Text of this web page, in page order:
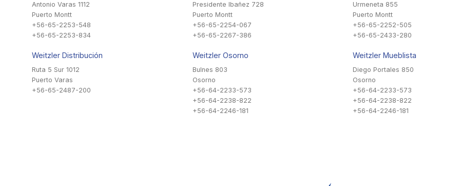
Antonio Varas 1112
Puerto Montt
+56-65-2253-548
+56-65-2253-834
Weitzler Distribución
Ruta 5 Sur 1012
Puerto Varas
+56-65-2487-200
Presidente Ibañez 728
Puerto Montt
+56-65-2254-067
+56-65-2267-386
Weitzler Osorno
Bulnes 803
Osorno
+56-64-2233-573
+56-64-2238-822
+56-64-2246-181
Urmeneta 855
Puerto Montt
+56-65-2252-505
+56-65-2433-280
Weitzler Mueblista
Diego Portales 850
Osorno
+56-64-2233-573
+56-64-2238-822
+56-64-2246-181